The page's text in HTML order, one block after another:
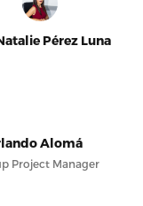
Pérez Luna
Alomá
Project Manager